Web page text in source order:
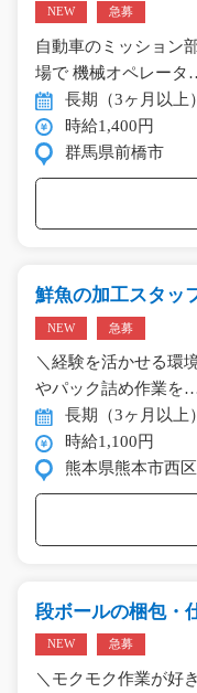
NEW 急募
自動車のミッション
場で 機械オペレータ
長期（3ヶ月以上）
時給1,400円
群馬県前橋市
鮮魚の加工スタッ
NEW 急募
＼経験を活かせる環
やパック詰め作業を
長期（3ヶ月以上）
時給1,100円
熊本県熊本市西区
段ボールの梱包・
NEW 急募
＼モクモク作業が好